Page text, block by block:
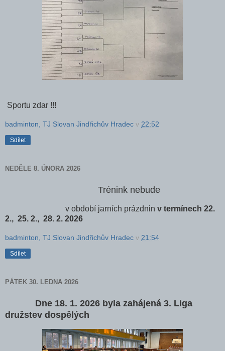
Sportu zdar !!!
badminton, TJ Slovan Jindřichův Hradec v 22:52
Sdílet
NEDĚLE 8. ÚNORA 2026
Trénink nebude
v období jarních prázdnin v termínech 22.
2., 25. 2., 28. 2. 2026
badminton, TJ Slovan Jindřichův Hradec v 21:54
Sdílet
PÁTEK 30. LEDNA 2026
Dne 18. 1. 2026 byla zahájená 3. Liga
družstev dospělých